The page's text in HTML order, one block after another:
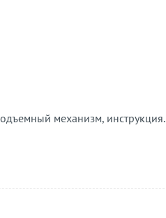
механизм, инструкция.